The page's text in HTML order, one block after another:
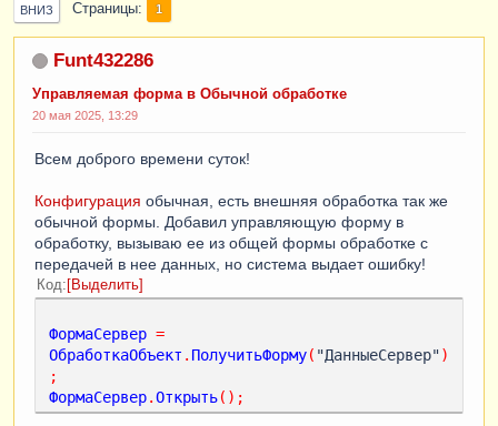
ВНИЗ Страницы 1
Funt432286
Управляемая форма в Обычной обработке
20 мая 2025, 13:29
Всем доброго времени суток!
Конфигурация обычная, есть внешняя обработка так же
обычной формы. Добавил управляющую форму в
обработку, вызываю ее из общей формы обработке с
передачей в нее данных, но система выдает ошибку!
Код Выделить
ФормаСервер =
ОбработкаОбъект . ПолучитьФорму( "ДанныеСервер")
;
ФормаСервер.Открыть();